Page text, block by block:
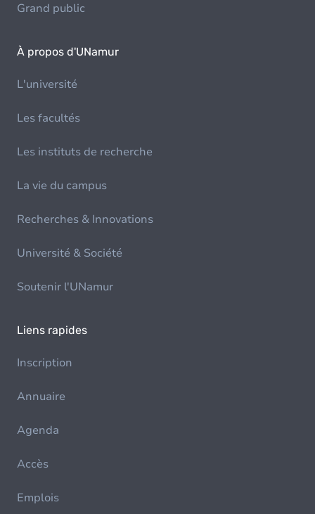
Grand public
À propos d'UNamur
L'université
Les facultés
Les instituts de recherche
La vie du campus
Recherches & Innovations
Université & Société
Soutenir l'UNamur
Liens rapides
Inscription
Annuaire
Agenda
Accès
Emplois